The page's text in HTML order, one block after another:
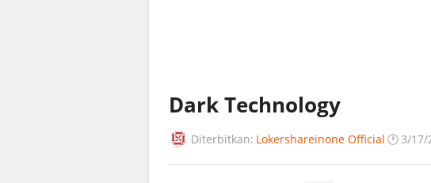
Dark Technology
Diterbitkan: Lokershareinone Official 🕐 3/17/